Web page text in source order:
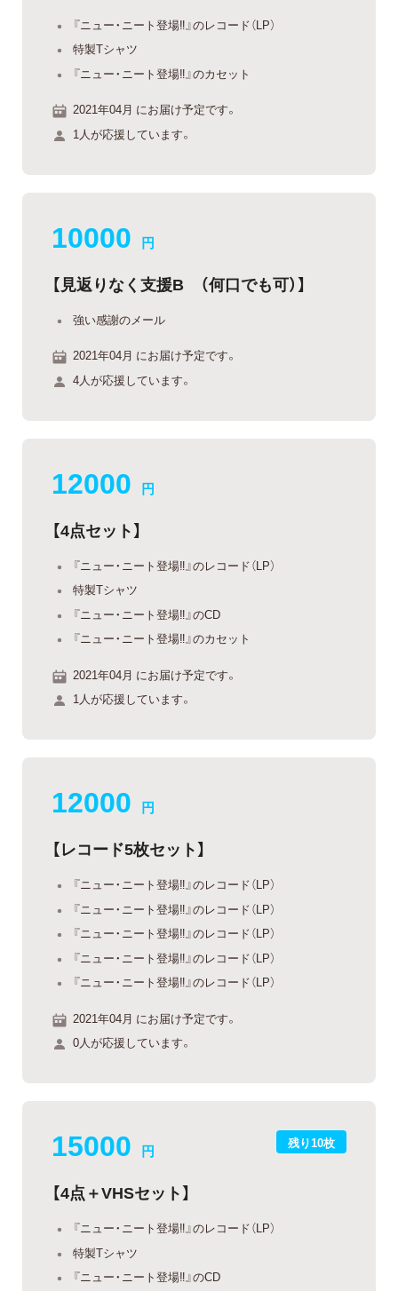
『ニュー・ニート登場‼』のレコード（LP）
特製Tシャツ
『ニュー・ニート登場‼』のカセット
2021年04月 にお届け予定です。
1人が応援しています。
10000 円
【見返りなく支援B （何口でも可）】
強い感謝のメール
2021年04月 にお届け予定です。
4人が応援しています。
12000 円
【4点セット】
『ニュー・ニート登場‼』のレコード（LP）
特製Tシャツ
『ニュー・ニート登場‼』のCD
『ニュー・ニート登場‼』のカセット
2021年04月 にお届け予定です。
1人が応援しています。
12000 円
【レコード5枚セット】
『ニュー・ニート登場‼』のレコード（LP）
『ニュー・ニート登場‼』のレコード（LP）
『ニュー・ニート登場‼』のレコード（LP）
『ニュー・ニート登場‼』のレコード（LP）
『ニュー・ニート登場‼』のレコード（LP）
2021年04月 にお届け予定です。
0人が応援しています。
残り10枚
15000 円
【4点＋VHSセット】
『ニュー・ニート登場‼』のレコード（LP）
特製Tシャツ
『ニュー・ニート登場‼』のCD